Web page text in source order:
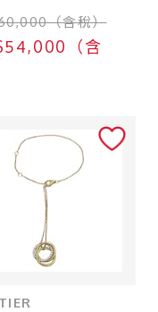
芬妮】
（含稅）
（含